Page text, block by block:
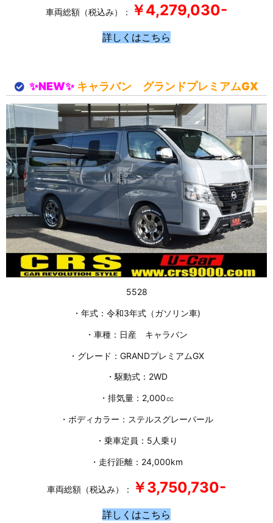
車両総額（税込み）： ￥4,279,030-
詳しくはこちら
✨NEW✨キャラバン グランドプレミアムGX
5528
・年式：令和3年式（ガソリン車)
・車種：日産 キャラバン
・グレード：GRANDプレミアムGX
・駆動式：2WD
・排気量：2,000㏄
・ボディカラー：ステルスグレーパール
・乗車定員：5人乗り
・走行距離：24,000km
車両総額（税込み）： ￥3,750,730-
詳しくはこちら